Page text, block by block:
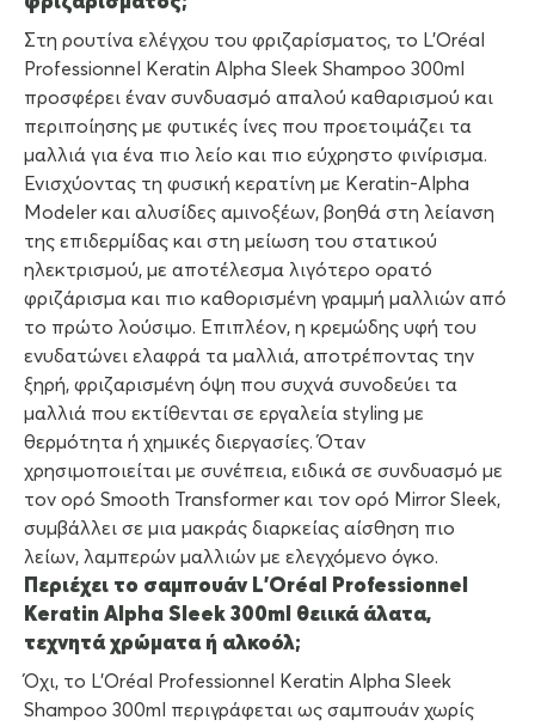
Στη ρουτίνα ελέγχου του φριζαρίσματος, το L’Oréal
Professionnel Keratin Alpha Sleek Shampoo 300ml
προσφέρει έναν συνδυασμό απαλού καθαρισμού και
περιποίησης με φυτικές ίνες που προετοιμάζει τα
μαλλιά για ένα πιο λείο και πιο εύχρηστο φινίρισμα.
Ενισχύοντας τη φυσική κερατίνη με Keratin-Alpha
Modeler και αλυσίδες αμινοξέων, βοηθά στη λείανση
της επιδερμίδας και στη μείωση του στατικού
ηλεκτρισμού, με αποτέλεσμα λιγότερο ορατό
φριζάρισμα και πιο καθορισμένη γραμμή μαλλιών από
το πρώτο λούσιμο. Επιπλέον, η κρεμώδης υφή του
ενυδατώνει ελαφρά τα μαλλιά, αποτρέποντας την
ξηρή, φριζαρισμένη όψη που συχνά συνοδεύει τα
μαλλιά που εκτίθενται σε εργαλεία styling με
θερμότητα ή χημικές διεργασίες. Όταν
χρησιμοποιείται με συνέπεια, ειδικά σε συνδυασμό με
τον ορό Smooth Transformer και τον ορό Mirror Sleek,
συμβάλλει σε μια μακράς διαρκείας αίσθηση πιο
λείων, λαμπερών μαλλιών με ελεγχόμενο όγκο.
Περιέχει το σαμπουάν L’Oréal Professionnel
Keratin Alpha Sleek 300ml θειικά άλατα,
τεχνητά χρώματα ή αλκοόλ;
Όχι, το L’Oréal Professionnel Keratin Alpha Sleek
Shampoo 300ml περιγράφεται ως σαμπουάν χωρίς